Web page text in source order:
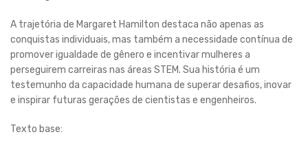
A trajetória de Margaret Hamilton destaca não apenas as
conquistas individuais, mas também a necessidade contínua de
promover igualdade de gênero e incentivar mulheres a
perseguirem carreiras nas áreas STEM. Sua história é um
testemunho da capacidade humana de superar desafios, inovar
e inspirar futuras gerações de cientistas e engenheiros.
Texto base: